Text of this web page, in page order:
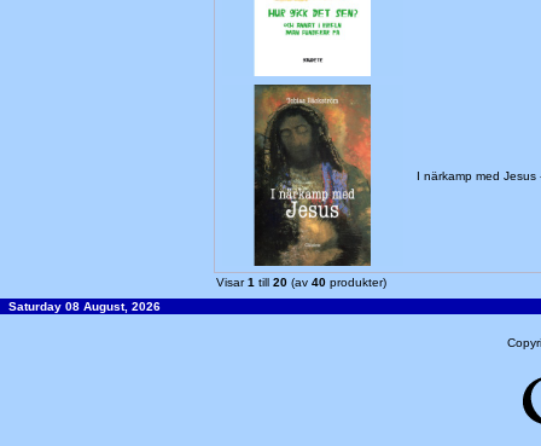
I närkamp med Jesus
Visar1 till 20 (av 40 produkter)
Saturday 08 August, 2026